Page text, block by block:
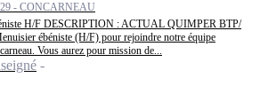
29 - CONCARNEAU
H/F DESCRIPTION : ACTUAL QUIMPER BTP/
ébéniste (H/F) pour rejoindre notre équipe
Vous aurez pour mission de...